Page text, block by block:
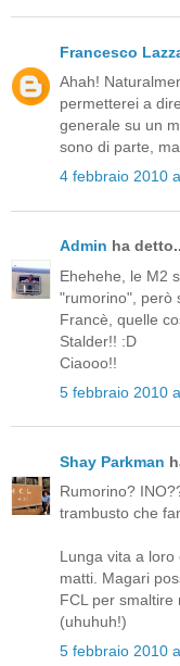
Francesco
Ahah!
permetterei a
generale su un
sono di parte,
4 febbraio 2010
Admin ha
Ehehehe, le M2
"rumorino", però
Francè, quelle
Stalder!! :D
Ciaooo!!
5 febbraio 2010
Shay Parkman
Rumorino?
trambusto che
Lunga vita a
matti. Magari
FCL per smaltire
(uhuhuh!)
5 febbraio 2010